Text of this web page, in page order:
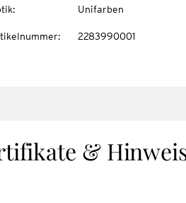
: Unifarben
: 2283990001
&